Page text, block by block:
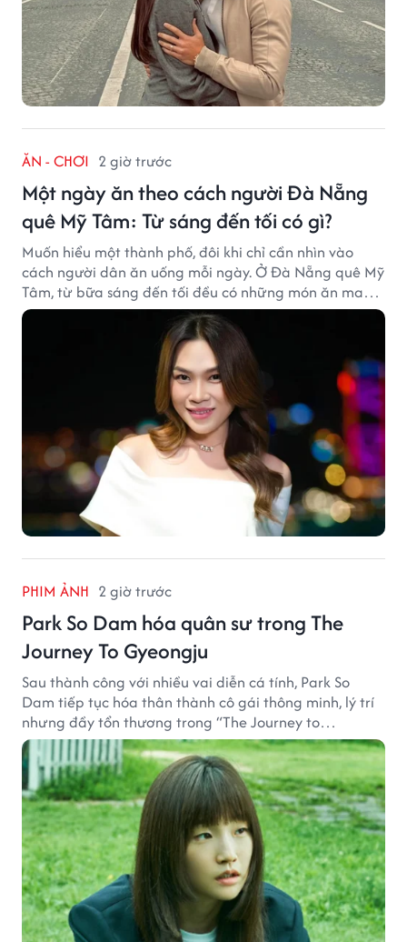
ĂN - CHƠI 2 giờ trước
Một ngày ăn theo cách người Đà Nẵng
quê Mỹ Tâm: Từ sáng đến tối có gì?
Muốn hiểu một thành phố, đôi khi chỉ cần nhìn vào
cách người dân ăn uống mỗi ngày. Ở Đà Nẵng quê Mỹ
Tâm, từ bữa sáng đến tối đều có những món ăn mang
đậm dấu ấn miền Trung.
PHIM ẢNH 2 giờ trước
Park So Dam hóa quân sư trong The
Journey To Gyeongju
Sau thành công với nhiều vai diễn cá tính, Park So
Dam tiếp tục hóa thân thành cô gái thông minh, lý trí
nhưng đầy tổn thương trong “The Journey to
Gyeongju”.